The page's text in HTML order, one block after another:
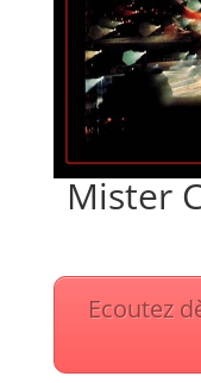
Mister
Ecoutez